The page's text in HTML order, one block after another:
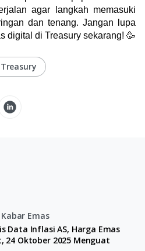
agar langkah memasuki
dan tenang. Jangan lupa
digital di Treasury sekarang! 🥳
Emas
Data Inflasi AS, Harga Emas
24 Oktober 2025 Menguat